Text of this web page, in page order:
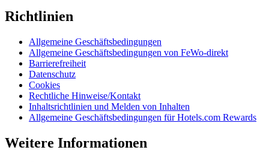
Richtlinien
Allgemeine Geschäftsbedingungen
Allgemeine Geschäftsbedingungen von FeWo-direkt
Barrierefreiheit
Datenschutz
Cookies
Rechtliche Hinweise/Kontakt
Inhaltsrichtlinien und Melden von Inhalten
Allgemeine Geschäftsbedingungen für Hotels.com Rewards
Weitere Informationen